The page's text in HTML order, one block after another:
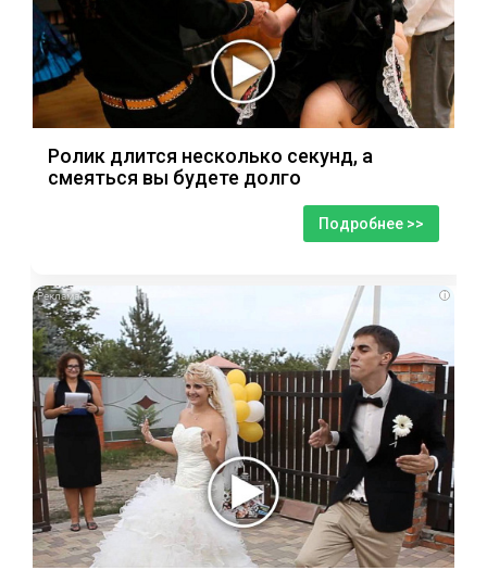
Ролик длится несколько секунд, а
смеяться вы будете долго
Подробнее >>
i